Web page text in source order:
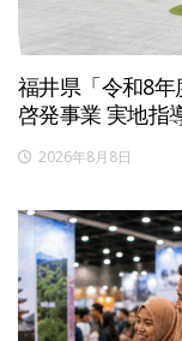
福井県「令和8
啓発事業 実地指
2026年8月8日